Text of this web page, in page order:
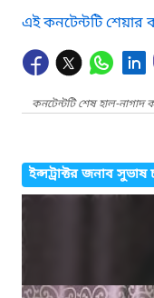
এই কনটেন্টটি
কনটেন্টটি শেষ হাল-
ইন্সট্রাক্টর জনাব